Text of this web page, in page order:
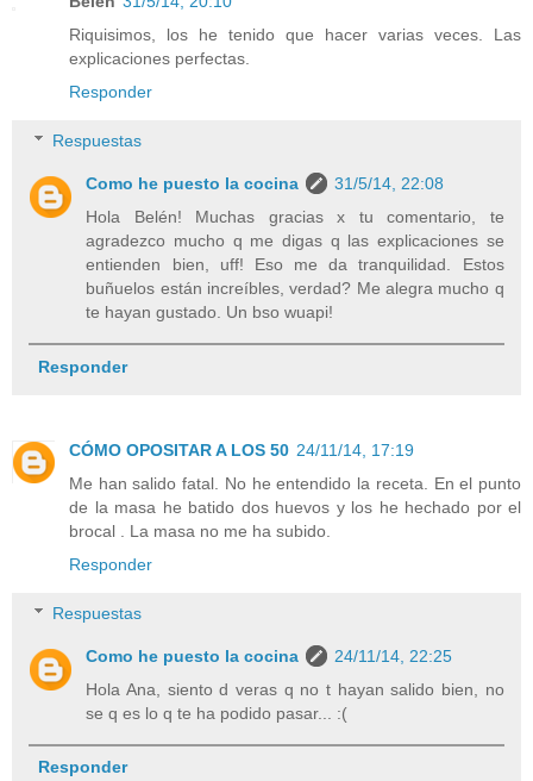
Riquisimos, los he tenido que hacer varias veces. Las
explicaciones perfectas.
Responder
Respuestas
Como he puesto la cocina
31/5/14, 22:08
Hola Belén! Muchas gracias x tu comentario, te
agradezco mucho q me digas q las explicaciones se
entienden bien, uff! Eso me da tranquilidad. Estos
buñuelos están increíbles, verdad? Me alegra mucho q
te hayan gustado. Un bso wuapi!
Responder
CÓMO OPOSITAR A LOS 50 24/11/14, 17:19
Me han salido fatal. No he entendido la receta. En el punto
de la masa he batido dos huevos y los he hechado por el
brocal . La masa no me ha subido.
Responder
Respuestas
Como he puesto la cocina
24/11/14, 22:25
Hola Ana, siento d veras q no t hayan salido bien, no
se q es lo q te ha podido pasar... :(
Responder